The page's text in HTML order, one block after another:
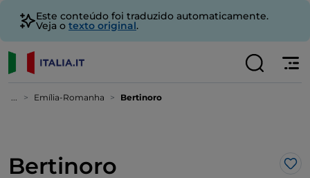
Este conteúdo foi traduzido automaticamente.
Veja o texto original.
... Emília-Romanha Bertinoro
Bertinoro